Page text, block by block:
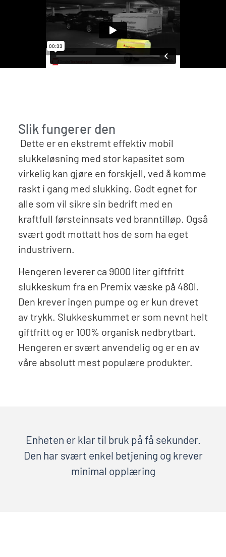
Slik fungerer den
Dette er en ekstremt effektiv mobil
slukkeløsning med stor kapasitet som
virkelig kan gjøre en forskjell, ved å komme
raskt i gang med slukking. Godt egnet for
alle som vil sikre sin bedrift med en
kraftfull førsteinnsats ved branntilløp. Også
svært godt mottatt hos de som ha eget
industrivern.
Hengeren leverer ca 9000 liter giftfritt
slukkeskum fra en Premix væske på 480l.
Den krever ingen pumpe og er kun drevet
av trykk. Slukkeskummet er som nevnt helt
giftfritt og er 100% organisk nedbrytbart.
Hengeren er svært anvendelig og er en av
våre absolutt mest populære produkter.
Enheten er klar til bruk på få sekunder.
Den har svært enkel betjening og krever
minimal opplæring